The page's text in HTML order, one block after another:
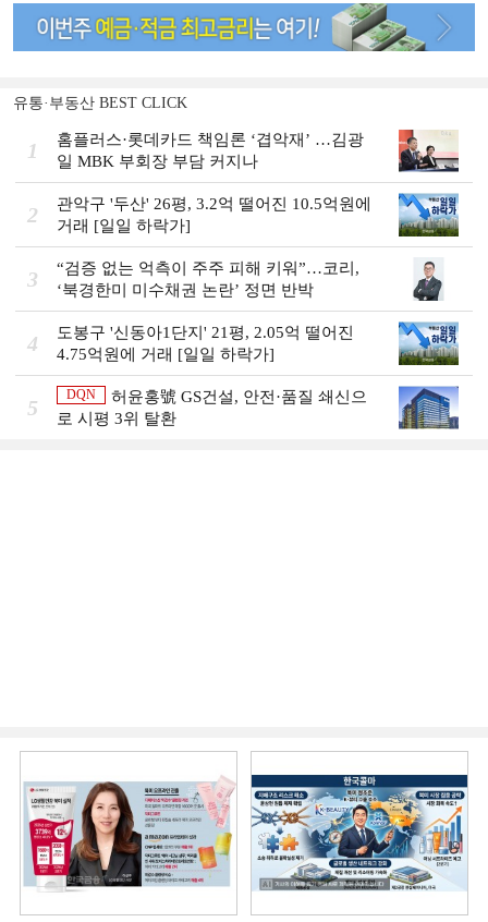
유통·부동산 BEST CLICK
1
홈플러스·롯데카드 책임론 ‘겹악재’ …김광
일 MBK 부회장 부담 커지나
2
관악구 '두산' 26평, 3.2억 떨어진 10.5억원에
거래 [일일 하락가]
3
“검증 없는 억측이 주주 피해 키워”…코리,
‘북경한미 미수채권 논란’ 정면 반박
4
도봉구 '신동아1단지' 21평, 2.05억 떨어진
4.75억원에 거래 [일일 하락가]
5
DQN
허윤홍號 GS건설, 안전·품질 쇄신으
로 시평 3위 탈환